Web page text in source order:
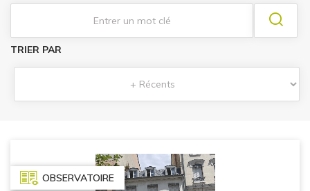
TRIER PAR
OBSERVATOIRE